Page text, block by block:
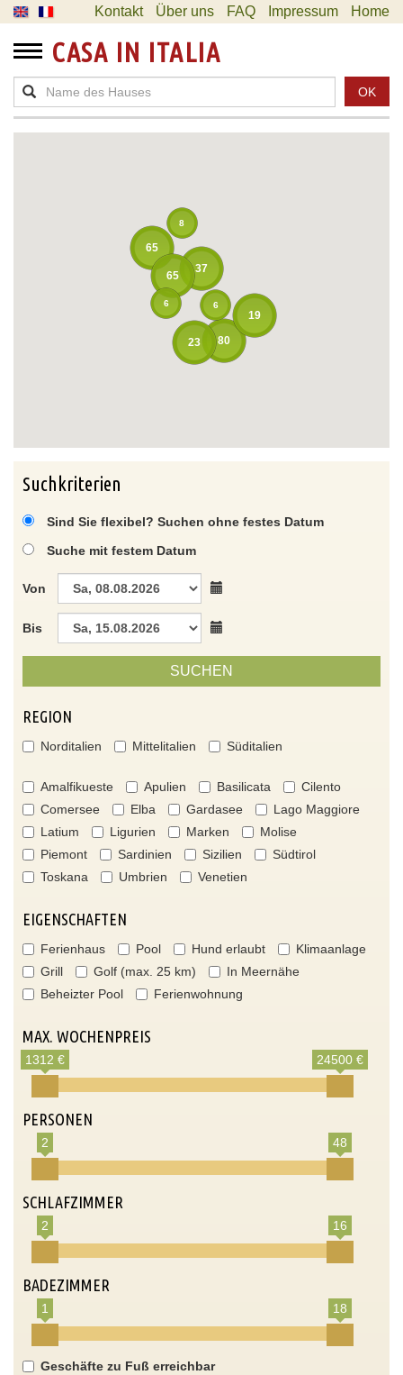
Kontakt Über uns FAQ Impressum Home
CASA IN ITALIA
OK
80
19
65
37
65
23
6
6
8
Suchkriterien
Sind Sie flexibel? Suchen ohne festes Datum
Suche mit festem Datum
Von
Bis
SUCHEN
REGION
Norditalien Mittelitalien Süditalien
Amalfikueste Apulien Basilicata
Cilento
Comersee
Elba Gardasee
Lago Maggiore
Latium
Ligurien Marken
Molise
Piemont
Sardinien Sizilien
Südtirol
Toskana
Umbrien Venetien
EIGENSCHAFTEN
Ferienhaus Pool Hund erlaubt
Klimaanlage
Grill
Golf (max. 25 km)
In Meernähe
Beheizter Pool
Ferienwohnung
MAX. WOCHENPREIS
1312 € 24500 €
PERSONEN
2 48
SCHLAFZIMMER
2 16
BADEZIMMER
1 18
Geschäfte zu Fuß erreichbar